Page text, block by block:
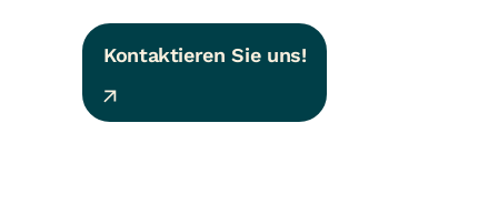
Kontaktieren Sie uns!